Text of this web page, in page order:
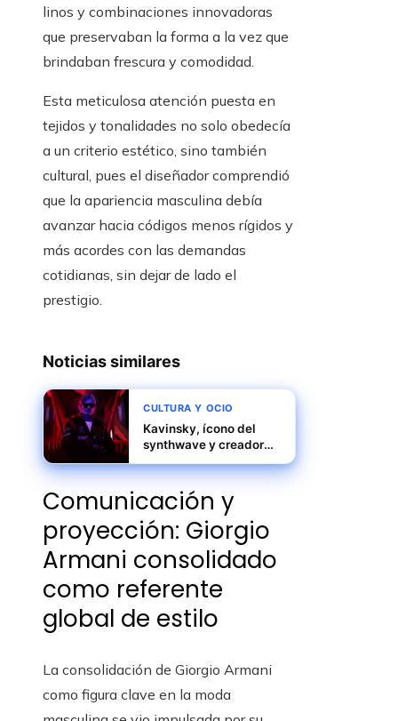
linos y combinaciones innovadoras
que preservaban la forma a la vez que
brindaban frescura y comodidad.
Esta meticulosa atención puesta en
tejidos y tonalidades no solo obedecía
a un criterio estético, sino también
cultural, pues el diseñador comprendió
que la apariencia masculina debía
avanzar hacia códigos menos rígidos y
más acordes con las demandas
cotidianas, sin dejar de lado el
prestigio.
Noticias similares
CULTURA Y OCIO
Kavinsky, ícono del
synthwave y creador
de Nightcall, fallece a
los 50 años dejando un
legado
Comunicación y
proyección: Giorgio
Armani consolidado
como referente
global de estilo
La consolidación de Giorgio Armani
como figura clave en la moda